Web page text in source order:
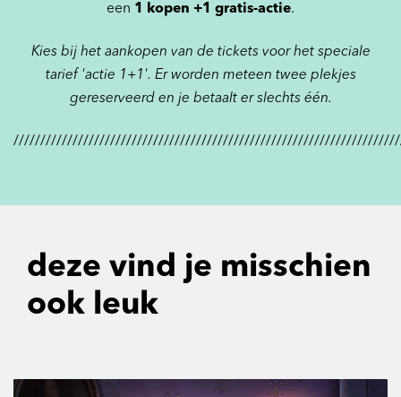
een 1 kopen +1 gratis-actie.
Kies bij het aankopen van de tickets voor het speciale
tarief 'actie 1+1'. Er worden meteen twee plekjes
gereserveerd en je betaalt er slechts één.
deze vind je misschien
ook leuk